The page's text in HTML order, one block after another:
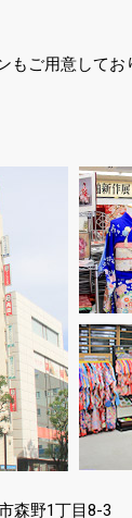
ご用意してお
森野1丁目8-3